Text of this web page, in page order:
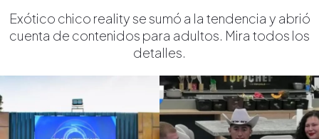
Exótico chico reality se sumó a la tendencia y abrió
cuenta de contenidos para adultos. Mira todos los
detalles.